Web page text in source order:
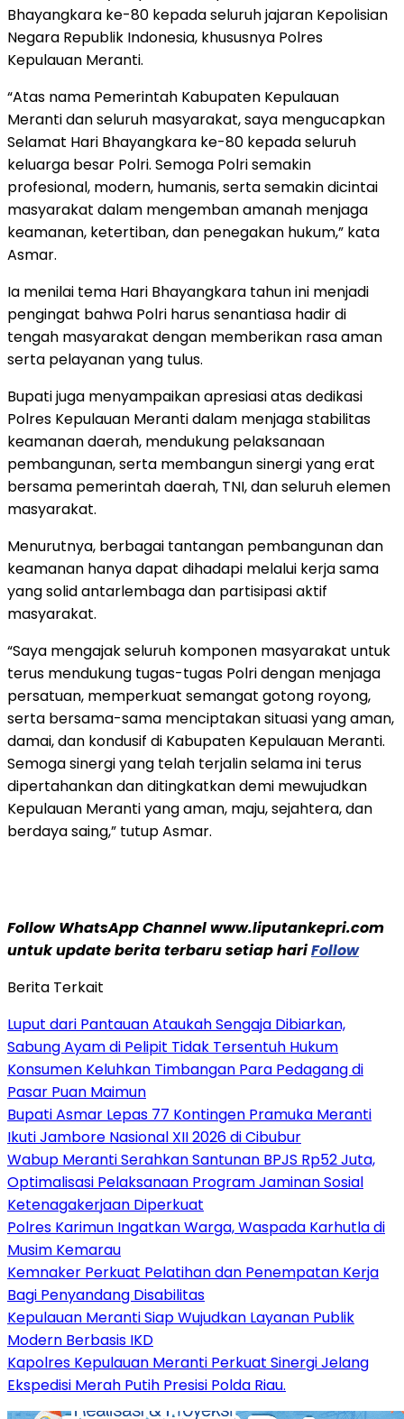
Bhayangkara ke-80 kepada seluruh jajaran Kepolisian
Negara Republik Indonesia, khususnya Polres
Kepulauan Meranti.
“Atas nama Pemerintah Kabupaten Kepulauan
Meranti dan seluruh masyarakat, saya mengucapkan
Selamat Hari Bhayangkara ke-80 kepada seluruh
keluarga besar Polri. Semoga Polri semakin
profesional, modern, humanis, serta semakin dicintai
masyarakat dalam mengemban amanah menjaga
keamanan, ketertiban, dan penegakan hukum,” kata
Asmar.
Ia menilai tema Hari Bhayangkara tahun ini menjadi
pengingat bahwa Polri harus senantiasa hadir di
tengah masyarakat dengan memberikan rasa aman
serta pelayanan yang tulus.
Bupati juga menyampaikan apresiasi atas dedikasi
Polres Kepulauan Meranti dalam menjaga stabilitas
keamanan daerah, mendukung pelaksanaan
pembangunan, serta membangun sinergi yang erat
bersama pemerintah daerah, TNI, dan seluruh elemen
masyarakat.
Menurutnya, berbagai tantangan pembangunan dan
keamanan hanya dapat dihadapi melalui kerja sama
yang solid antarlembaga dan partisipasi aktif
masyarakat.
“Saya mengajak seluruh komponen masyarakat untuk
terus mendukung tugas-tugas Polri dengan menjaga
persatuan, memperkuat semangat gotong royong,
serta bersama-sama menciptakan situasi yang aman,
damai, dan kondusif di Kabupaten Kepulauan Meranti.
Semoga sinergi yang telah terjalin selama ini terus
dipertahankan dan ditingkatkan demi mewujudkan
Kepulauan Meranti yang aman, maju, sejahtera, dan
berdaya saing,” tutup Asmar.
Follow WhatsApp Channel www.liputankepri.com
untuk update berita terbaru setiap hariFollow
Berita Terkait
Luput dari Pantauan Ataukah Sengaja Dibiarkan,
Sabung Ayam di Pelipit Tidak Tersentuh Hukum
Konsumen Keluhkan Timbangan Para Pedagang di
Pasar Puan Maimun
Bupati Asmar Lepas 77 Kontingen Pramuka Meranti
Ikuti Jambore Nasional XII 2026 di Cibubur
Wabup Meranti Serahkan Santunan BPJS Rp52 Juta,
Optimalisasi Pelaksanaan Program Jaminan Sosial
Ketenagakerjaan Diperkuat
Polres Karimun Ingatkan Warga, Waspada Karhutla di
Musim Kemarau
Kemnaker Perkuat Pelatihan dan Penempatan Kerja
Bagi Penyandang Disabilitas
Kepulauan Meranti Siap Wujudkan Layanan Publik
Modern Berbasis IKD
Kapolres Kepulauan Meranti Perkuat Sinergi Jelang
Ekspedisi Merah Putih Presisi Polda Riau.